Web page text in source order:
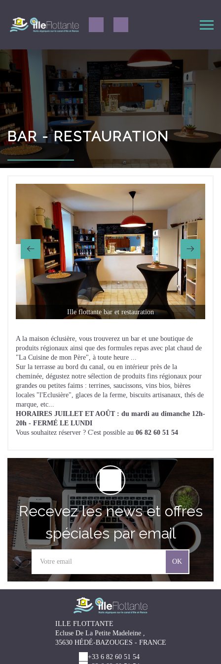
BAR - RESTAURATION
Ille flottante bar et restauration
A la maison éclusière, vous trouverez un bar et une boutique de
produits régionaux ainsi que des formules repas avec plat chaud de
"La Cuisine de mon Père", à toute heure ...
Sur la terrasse au bord du canal, ou en intérieur près de la
cheminée, dégustez notre sélection de produits fins régionaux pour
grandes ou petites faims : terrines, saucissons, vins bios, bières
locales "l'Eclusière", glaces de la ferme, biscuits artisanaux, thés de
marque, etc...
HORAIRES JUILLET ET AOÛT : du mardi au dimanche 12h-
20h - FERMÉ LE LUNDI
Vous souhaitez réserver ? C'est possible au 06 82 60 51 54
Recevez les news et offres
spéciales par email
OK
ILLE FLOTTANTE
Ecluse De La Petite Madeleine ,
35630 HÉDÉ-BAZOUGES - FRANCE
+33 6 82 60 51 54